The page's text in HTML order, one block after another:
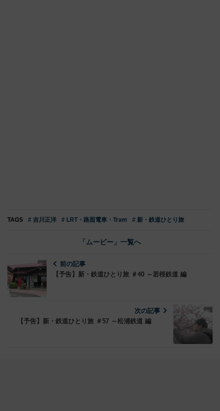
TAGS # 吉川正洋 # LRT・路面電車・Tram # 新・鉄道ひとり旅
「ムービー」一覧へ
前の記事
【予告】新・鉄道ひとり旅 ＃40 ～若桜鉄道 編
次の記事
【予告】新・鉄道ひとり旅 ＃57 ～松浦鉄道 編